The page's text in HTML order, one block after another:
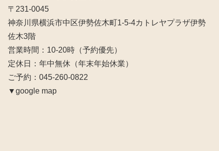
〒231-0045
神奈川県横浜市中区伊勢佐木町1-5-4カトレヤプラザ伊勢
佐木3階
営業時間：10‐20時（予約優先）
定休日：年中無休（年末年始休業）
ご予約：045-260-0822
▼google map